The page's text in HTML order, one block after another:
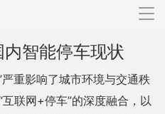
导
智能停车现状
重影响了城市环境与交通秩
联网+停车”的深度融合，以